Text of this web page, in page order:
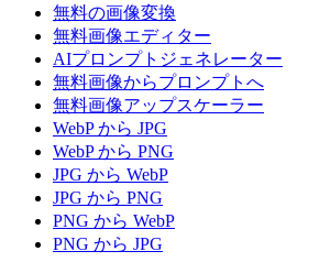
無料の画像変換
無料画像エディター
AIプロンプトジェネレーター
無料画像からプロンプトへ
無料画像アップスケーラー
WebP から JPG
WebP から PNG
JPG から WebP
JPG から PNG
PNG から WebP
PNG から JPG